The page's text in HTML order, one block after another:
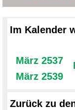
Im Kalender
März 2537
März 2539
Zurück zu